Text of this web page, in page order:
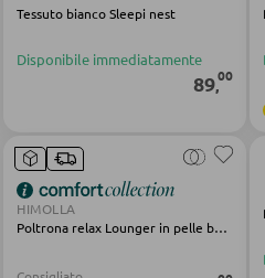
Credenze a giorno
Moduli TV
TAVOLI DA
LINEE
Tessuto bianco Sleepi nest
Disponibile immediatamente
89,00
HIMOLLA
Poltrona relax Lounger in pelle beige